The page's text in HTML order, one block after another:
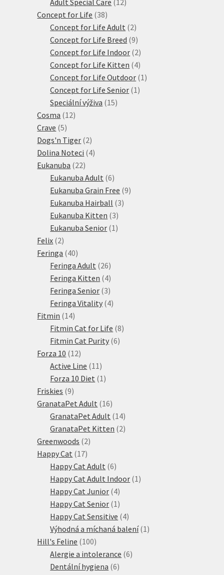
Concept for Life 3838
produktů
Concept for Life Adult 22
produkty
Concept for Life Breed 99
produktů
Concept for Life Indoor 22
produkty
Concept for Life Kitten 44
produkty
Concept for Life Outdoor 1 1
Concept for Life Senior 1 1
Speciální výživa 1515
Cosma 1212
Crave 55
produktů
Dogs'n Tiger 22
produkty
Dolina Noteci 44
Eukanuba 2222
produktů
Eukanuba Adult 66
produktů
Eukanuba Grain Free 99
Eukanuba Hairball 33
Eukanuba Kitten 33
produkty
Eukanuba Senior 1 1
Felix 22
produkty
Feringa 4040
produktů
Feringa Adult 2626
produktů
Feringa Kitten 44
produkty
Feringa Senior 33
produkty
Feringa Vitality 44
Fitmin 1414
produktů
Fitmin Cat for Life 88
Fitmin Cat Purity 66
Forza 10 1212
produktů
Active Line 11 11
produktů
Forza 10 Diet 1 1
Friskies 99
produktů
GranataPet Adult 1616
produktů
GranataPet Adult 1414
produktů
GranataPet Kitten 22
Greenwoods 22
Happy Cat 1717
produktů
Happy Cat Adult 66
produktů
Happy Cat Adult Indoor 1 1
Happy Cat Junior 44
produkty
Happy Cat Senior 1 1
produkt
Happy Cat Sensitive 44
produkty
Výhodná a míchaná balení 1 1
Hill's Feline 100100
produktů
Alergie a intolerance 66
Dentální hygiena 66